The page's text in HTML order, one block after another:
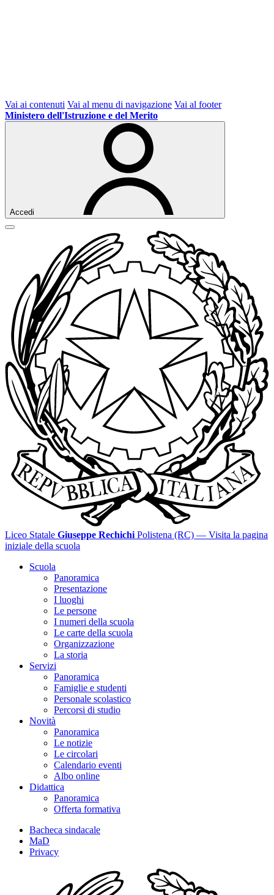
Vai ai contenuti Vai al menu di navigazione Vai al footer
Ministero dell'Istruzione e del Merito
Accedi
Liceo Statale Giuseppe Rechichi Polistena (RC) — Visita la pagina
iniziale della scuola
Scuola
Panoramica
Presentazione
I luoghi
Le persone
I numeri della scuola
Le carte della scuola
Organizzazione
La storia
Servizi
Panoramica
Famiglie e studenti
Personale scolastico
Percorsi di studio
Novità
Panoramica
Le notizie
Le circolari
Calendario eventi
Albo online
Didattica
Panoramica
Offerta formativa
Bacheca sindacale
MaD
Privacy